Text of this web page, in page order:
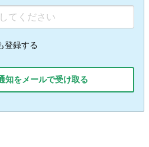
登録する
知をメールで受け取る